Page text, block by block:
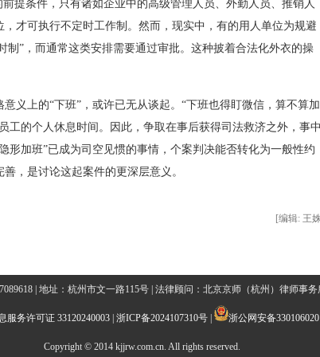
提条件，只有诸如企业中的高级管理人员、外勤人员、推销人
才可执行不定时工作制。然而，现实中，有的用人单位为规避
制”，而通常这类安排需要通过审批。这种披着合法化外衣的操
上的“下班”，或许已无从谈起。“下班也得盯微信，算不算加
工的个人休息时间。因此，争取在事后获得司法救济之外，事中
形加班”已成为司空见惯的事情，个案判决能否转化为一般性约
，是讨论这起案件的更深层意义。
[编辑: 王
| 地址：杭州市文一路115号 | 法律顾问：北京京师（杭州）律师事
服务许可证 33120240003| 浙ICP备2024107310号| 浙公网安备
Copyright © 2014 kjjrw.com.cn. All rights reserved.